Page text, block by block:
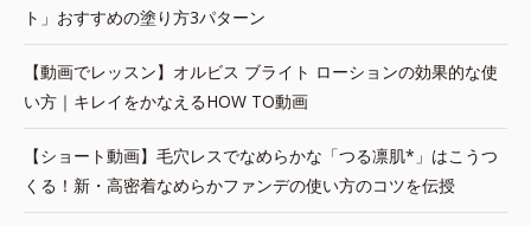
ト」おすすめの塗り方3パターン
【動画でレッスン】オルビス ブライト ローションの効果的な使
い方｜キレイをかなえるHOW TO動画
【ショート動画】毛穴レスでなめらかな「つる凛肌*」はこうつ
くる！新・高密着なめらかファンデの使い方のコツを伝授